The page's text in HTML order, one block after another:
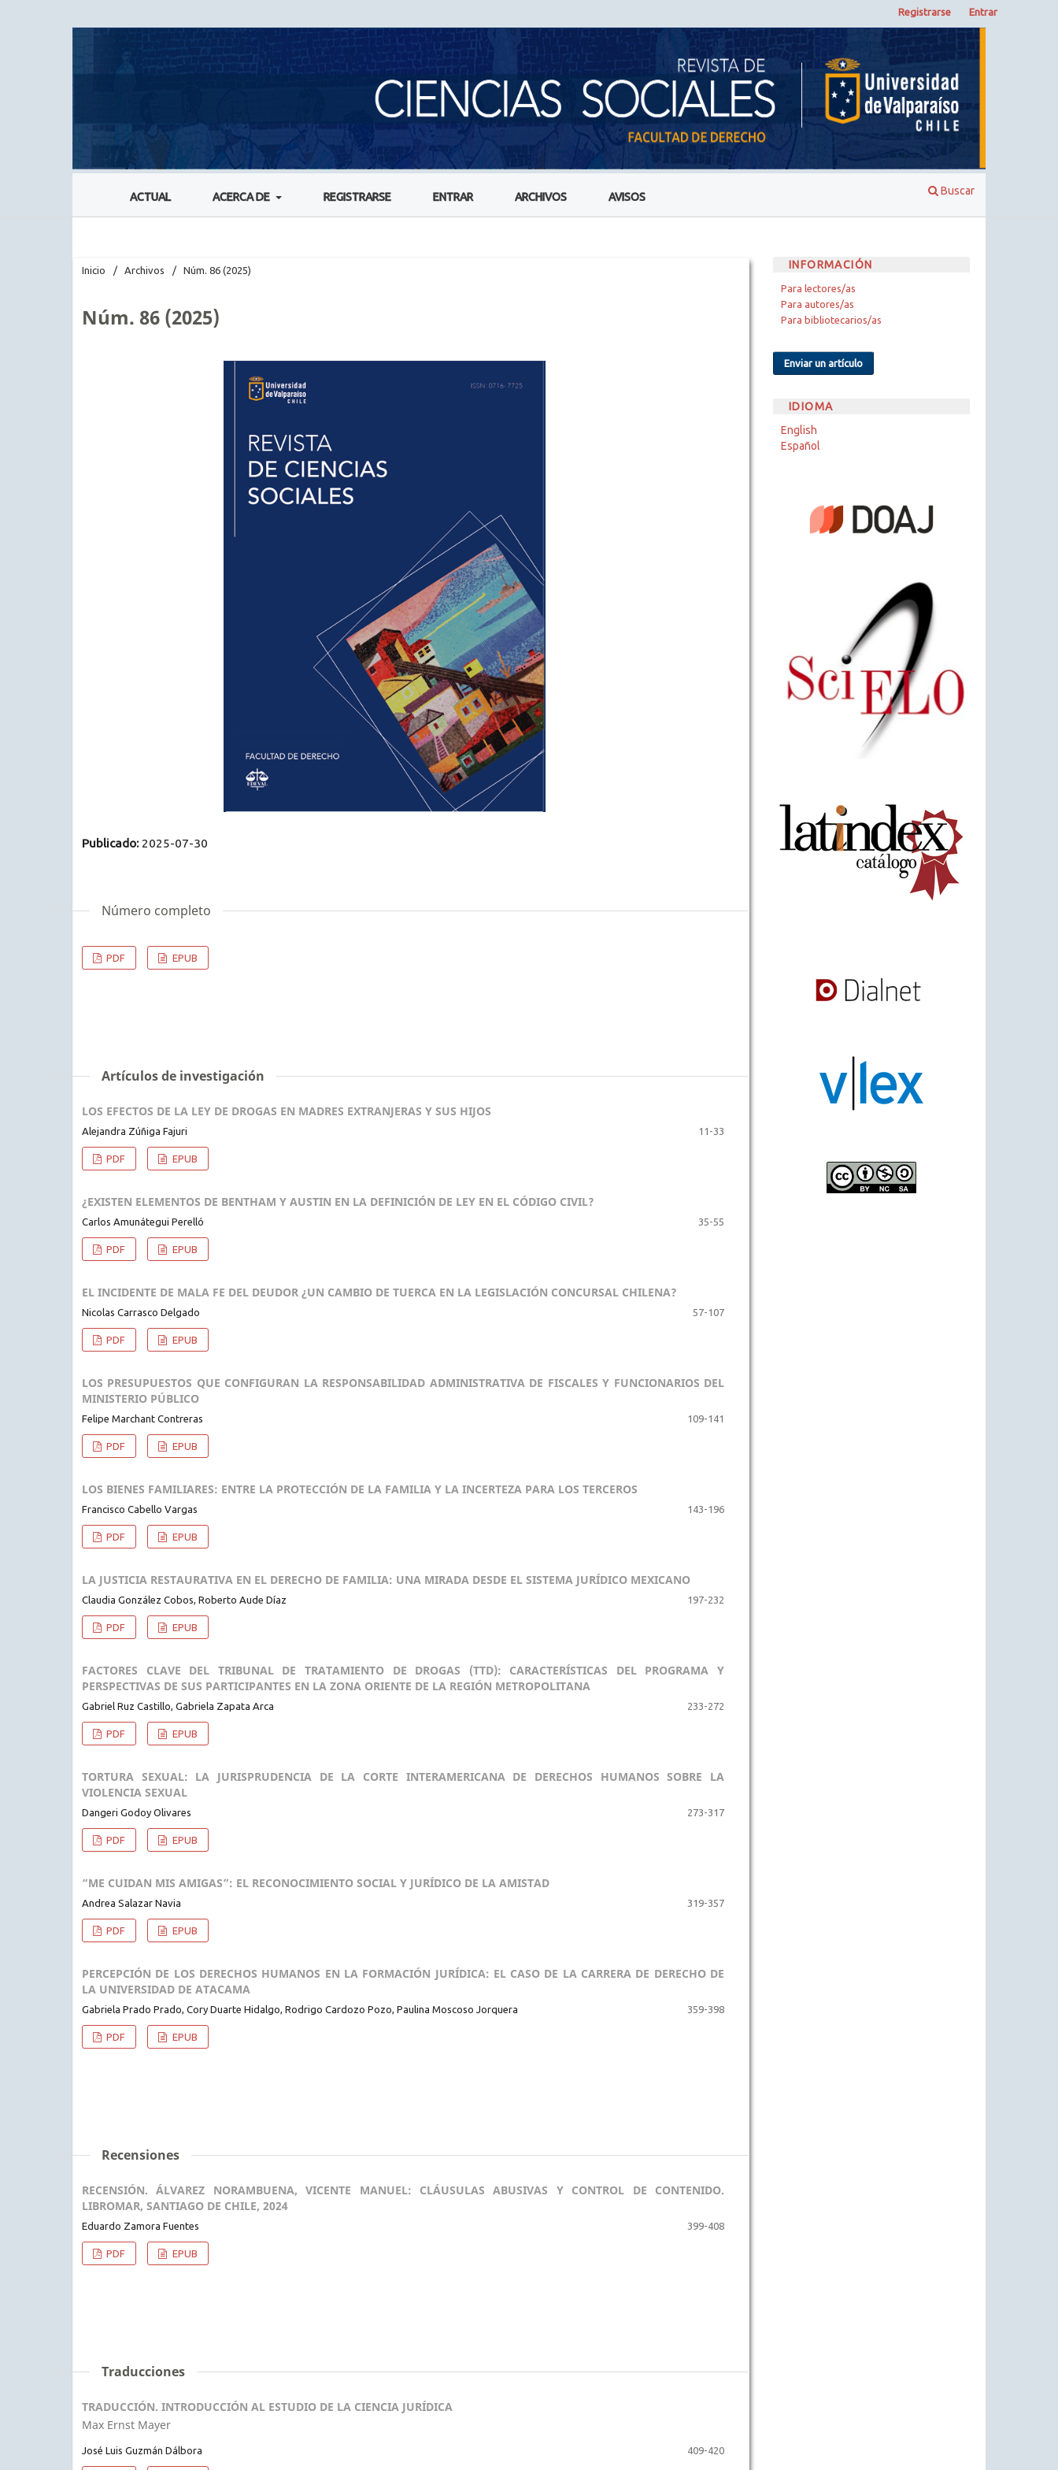
ACTUAL ACERCA DE REGISTRARSE ENTRAR ARCHIVOS AVISOS
Buscar
Registrarse Entrar
Inicio / Archivos / Núm. 86 (2025)
Núm. 86 (2025)
Publicado: 2025-07-30
Número completo
PDF EPUB
Artículos de investigación
LOS EFECTOS DE LA LEY DE DROGAS EN MADRES EXTRANJERAS Y SUS HIJOS
Alejandra Zúñiga Fajuri 11-33
PDF EPUB
¿EXISTEN ELEMENTOS DE BENTHAM Y AUSTIN EN LA DEFINICIÓN DE LEY EN EL CÓDIGO CIVIL?
Carlos Amunátegui Perelló 35-55
PDF EPUB
EL INCIDENTE DE MALA FE DEL DEUDOR ¿UN CAMBIO DE TUERCA EN LA LEGISLACIÓN CONCURSAL CHILENA?
Nicolas Carrasco Delgado 57-107
PDF EPUB
LOS PRESUPUESTOS QUE CONFIGURAN LA RESPONSABILIDAD ADMINISTRATIVA DE FISCALES Y FUNCIONARIOS DEL
MINISTERIO PÚBLICO
Felipe Marchant Contreras 109-141
PDF EPUB
LOS BIENES FAMILIARES: ENTRE LA PROTECCIÓN DE LA FAMILIA Y LA INCERTEZA PARA LOS TERCEROS
Francisco Cabello Vargas 143-196
PDF EPUB
LA JUSTICIA RESTAURATIVA EN EL DERECHO DE FAMILIA: UNA MIRADA DESDE EL SISTEMA JURÍDICO MEXICANO
Claudia González Cobos, Roberto Aude Díaz 197-232
PDF EPUB
FACTORES CLAVE DEL TRIBUNAL DE TRATAMIENTO DE DROGAS (TTD): CARACTERÍSTICAS DEL PROGRAMA Y
PERSPECTIVAS DE SUS PARTICIPANTES EN LA ZONA ORIENTE DE LA REGIÓN METROPOLITANA
Gabriel Ruz Castillo, Gabriela Zapata Arca 233-272
PDF EPUB
TORTURA SEXUAL: LA JURISPRUDENCIA DE LA CORTE INTERAMERICANA DE DERECHOS HUMANOS SOBRE LA
VIOLENCIA SEXUAL
Dangeri Godoy Olivares 273-317
PDF EPUB
“ME CUIDAN MIS AMIGAS”: EL RECONOCIMIENTO SOCIAL Y JURÍDICO DE LA AMISTAD
Andrea Salazar Navia 319-357
PDF EPUB
PERCEPCIÓN DE LOS DERECHOS HUMANOS EN LA FORMACIÓN JURÍDICA: EL CASO DE LA CARRERA DE DERECHO DE
LA UNIVERSIDAD DE ATACAMA
Gabriela Prado Prado, Cory Duarte Hidalgo, Rodrigo Cardozo Pozo, Paulina Moscoso Jorquera 359-398
PDF EPUB
Recensiones
RECENSIÓN. ÁLVAREZ NORAMBUENA, VICENTE MANUEL: CLÁUSULAS ABUSIVAS Y CONTROL DE CONTENIDO.
LIBROMAR, SANTIAGO DE CHILE, 2024
Eduardo Zamora Fuentes 399-408
PDF EPUB
Traducciones
TRADUCCIÓN. INTRODUCCIÓN AL ESTUDIO DE LA CIENCIA JURÍDICA
Max Ernst Mayer
José Luis Guzmán Dálbora 409-420
INFORMACIÓN
Para lectores/as
Para autores/as
Para bibliotecarios/as
Enviar un artículo
IDIOMA
English
Español